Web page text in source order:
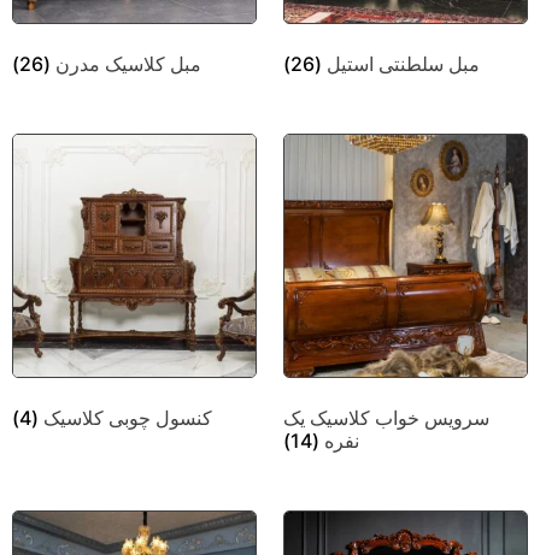
مبل کلاسیک مدرن (26) مبل سلطنتی استیل (26)
کنسول چوبی کلاسیک (4)
سرویس خواب کلاسیک یک
نفره (14)